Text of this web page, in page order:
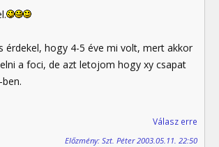
érdekel, hogy 4-5 éve mi volt, mert akkor
a foci, de azt letojom hogy xy csapat
Válasz erre
Előzmény: Szt. Péter 2003.05.11. 22:50